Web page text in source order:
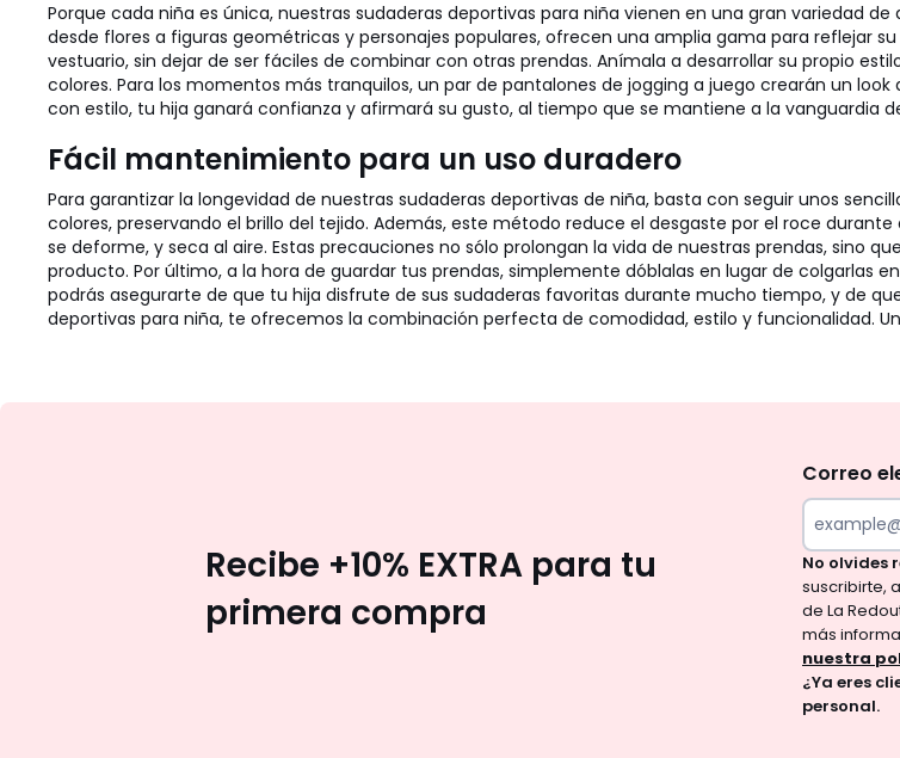
Porque cada niña es única, nuestras sudaderas deportivas para niña vienen en una gran variedad
desde flores a figuras geométricas y personajes populares, ofrecen una amplia gama para reflejar
vestuario, sin dejar de ser fáciles de combinar con otras prendas. Anímala a desarrollar su propio
colores. Para los momentos más tranquilos, un par de pantalones de jogging a juego crearán un
con estilo, tu hija ganará confianza y afirmará su gusto, al tiempo que se mantiene a la vanguardia
Fácil mantenimiento para un uso duradero
Para garantizar la longevidad de nuestras sudaderas deportivas de niña, basta con seguir unos
colores, preservando el brillo del tejido. Además, este método reduce el desgaste por el roce
se deforme, y seca al aire. Estas precauciones no sólo prolongan la vida de nuestras prendas, sino
producto. Por último, a la hora de guardar tus prendas, simplemente dóblalas en lugar de colgarlas
podrás asegurarte de que tu hija disfrute de sus sudaderas favoritas durante mucho tiempo, y de
deportivas para niña, te ofrecemos la combinación perfecta de comodidad, estilo y funcionalidad.
tu
correo
para
tu
Al
Recibe +10% EXTRA para tu
primera compra
Correo
No olvides
suscribirte,
de La
más
nuestra
¿Ya eres
personal.